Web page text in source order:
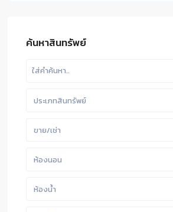
ค้นหาสินทรัพย์
ประเภทสินทรัพย์
ขาย/เช่า
ห้องนอน
ห้องน้ำ